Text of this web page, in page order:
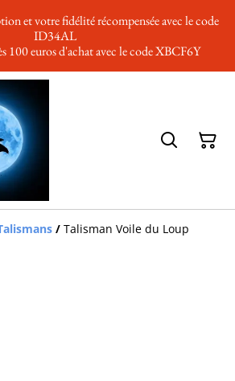
et votre fidélité récompensée avec le code
ID34AL
100 euros d'achat avec le code XBCF6Y
/ Talisman Voile du Loup